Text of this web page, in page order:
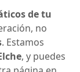
de tu
no
. Estamos
, y puedes